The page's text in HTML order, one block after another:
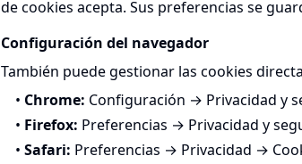
de cookies acepta. Sus preferencias se
Configuración del navegador
También puede gestionar las cookies
• Chrome: Configuración → Privacidad y
• Firefox: Preferencias → Privacidad y
• Safari: Preferencias → Privacidad →